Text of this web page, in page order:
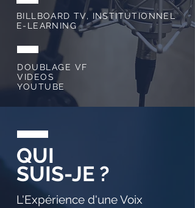
BILLBOARD TV, INSTITUTIONNEL
E-LEARNING
DOUBLAGE VF
VIDEOS
YOUTUBE
QUI
SUIS-JE ?
L'Expérience d'une Voix